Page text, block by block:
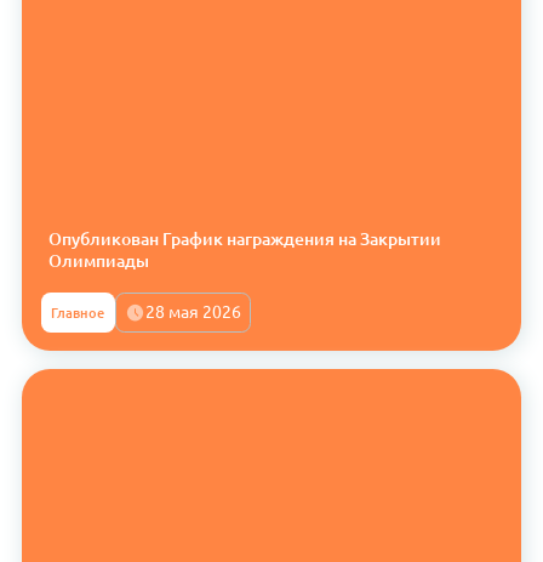
Опубликован График награждения на Закрытии
Олимпиады
Главное 28 мая 2026